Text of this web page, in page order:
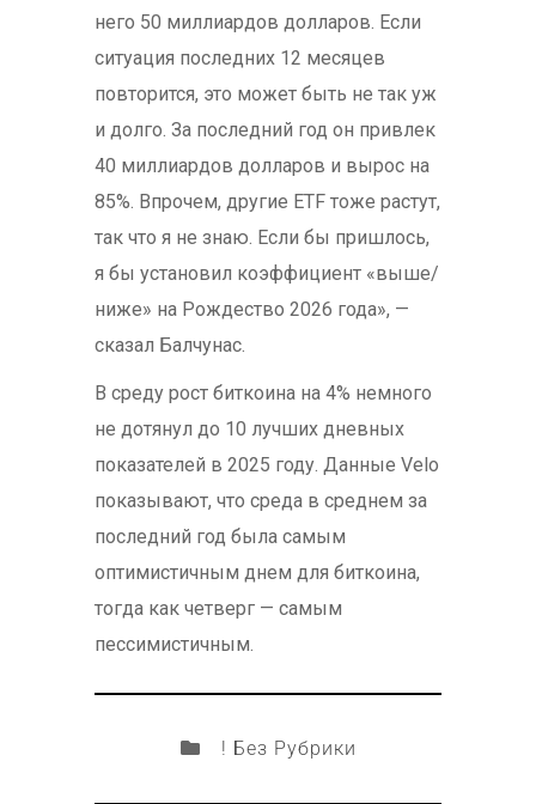
него 50 миллиардов долларов. Если
ситуация последних 12 месяцев
повторится, это может быть не так уж
и долго. За последний год он привлек
40 миллиардов долларов и вырос на
85%. Впрочем, другие ETF тоже растут,
так что я не знаю. Если бы пришлось,
я бы установил коэффициент «выше/
ниже» на Рождество 2026 года», —
сказал Балчунас.
В среду рост биткоина на 4% немного
не дотянул до 10 лучших дневных
показателей в 2025 году. Данные Velo
показывают, что среда в среднем за
последний год была самым
оптимистичным днем ​​для биткоина,
тогда как четверг — самым
пессимистичным.
! Без Рубрики